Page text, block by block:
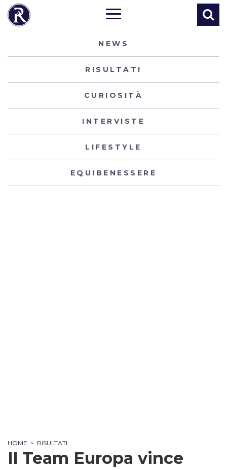
NEWS
RISULTATI
CURIOSITÀ
INTERVISTE
LIFESTYLE
EQUIBENESSERE
HOME > RISULTATI
Il Team Europa vince